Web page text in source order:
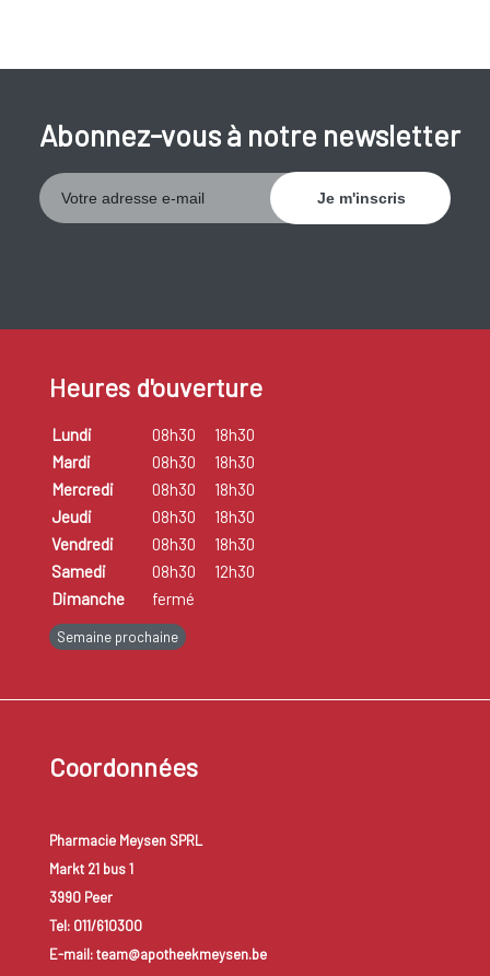
développent un diabète de type 2. L'hypertension artérielle
est fréquente et le risque de maladie cardiovasculaire est
accru. D'autres fonctions de l'hypophyse peuvent également
être supprimées. Les conséquences possibles sont
se produit.
L'acromégalie peut être traitée par chirurgie, radiothérapie
ou médicaments. Le choix du traitement le plus approprié
est très individualisé.
Abonnez-vous à notre newsletter
Heures d'ouverture
Lundi 08h30
18h30
Mardi
08h30
18h30
Mercredi
08h30
18h30
Jeudi
08h30
18h30
Vendredi
08h30
18h30
Samedi
08h30
12h30
Dimanche
fermé
Semaine prochaine
Coordonnées
Pharmacie Meysen SPRL
Markt 21 bus 1
3990 Peer
Tel: 011/610300
E-mail: team@apotheekmeysen.be